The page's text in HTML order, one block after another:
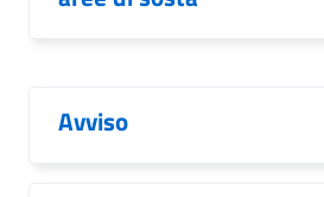
Avviso